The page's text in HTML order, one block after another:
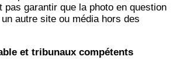
pas garantir que la photo en question
autre site ou média hors des
et tribunaux compétents